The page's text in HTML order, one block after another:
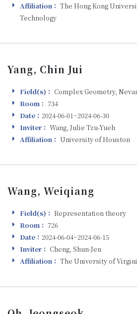
Affiliation
Affiliation： The Hong Kong
Technology
Yang, Chin Jui
Field(s)
Field(s)： Complex Geometry,
Room
Room： 734
Visiting
Date： 2024-06-01~2024-06-30
Inviter
Inviter： Wang, Julie Tzu-Yueh
Affiliation
Affiliation： University of Houston
Wang, Weiqiang
Field(s)
Field(s)： Representation theory
Room
Room： 726
Visiting
Date： 2024-06-04~2024-06-15
Inviter
Inviter： Cheng, Shun-Jen
Affiliation
Affiliation： The University of